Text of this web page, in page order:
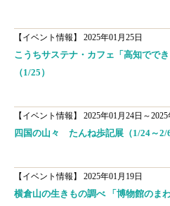
【イベント情報】
2025年01月25日
こうちサステナ・カフェ「高知でで
（1/25）
【イベント情報】
2025年01月24日～2025
四国の山々 たんね歩記展（1/24～2/6
【イベント情報】
2025年01月19日
横倉山の生きもの調べ 「博物館のま